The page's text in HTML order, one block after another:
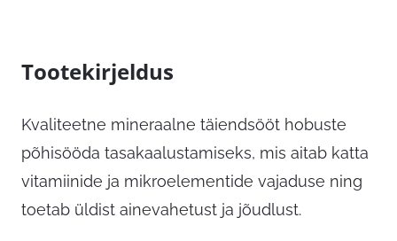
Tootekirjeldus
Kvaliteetne mineraalne täiendsööt hobuste
põhisööda tasakaalustamiseks, mis aitab katta
vitamiinide ja mikroelementide vajaduse ning
toetab üldist ainevahetust ja jõudlust.